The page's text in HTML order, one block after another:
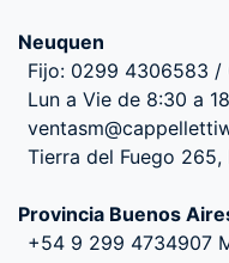
Neuquen
Fijo: 0299 4306583 /
Lun a Vie de 8:30 a
Tierra del Fuego 265,
Provincia Buenos
+54 9 299 4734907